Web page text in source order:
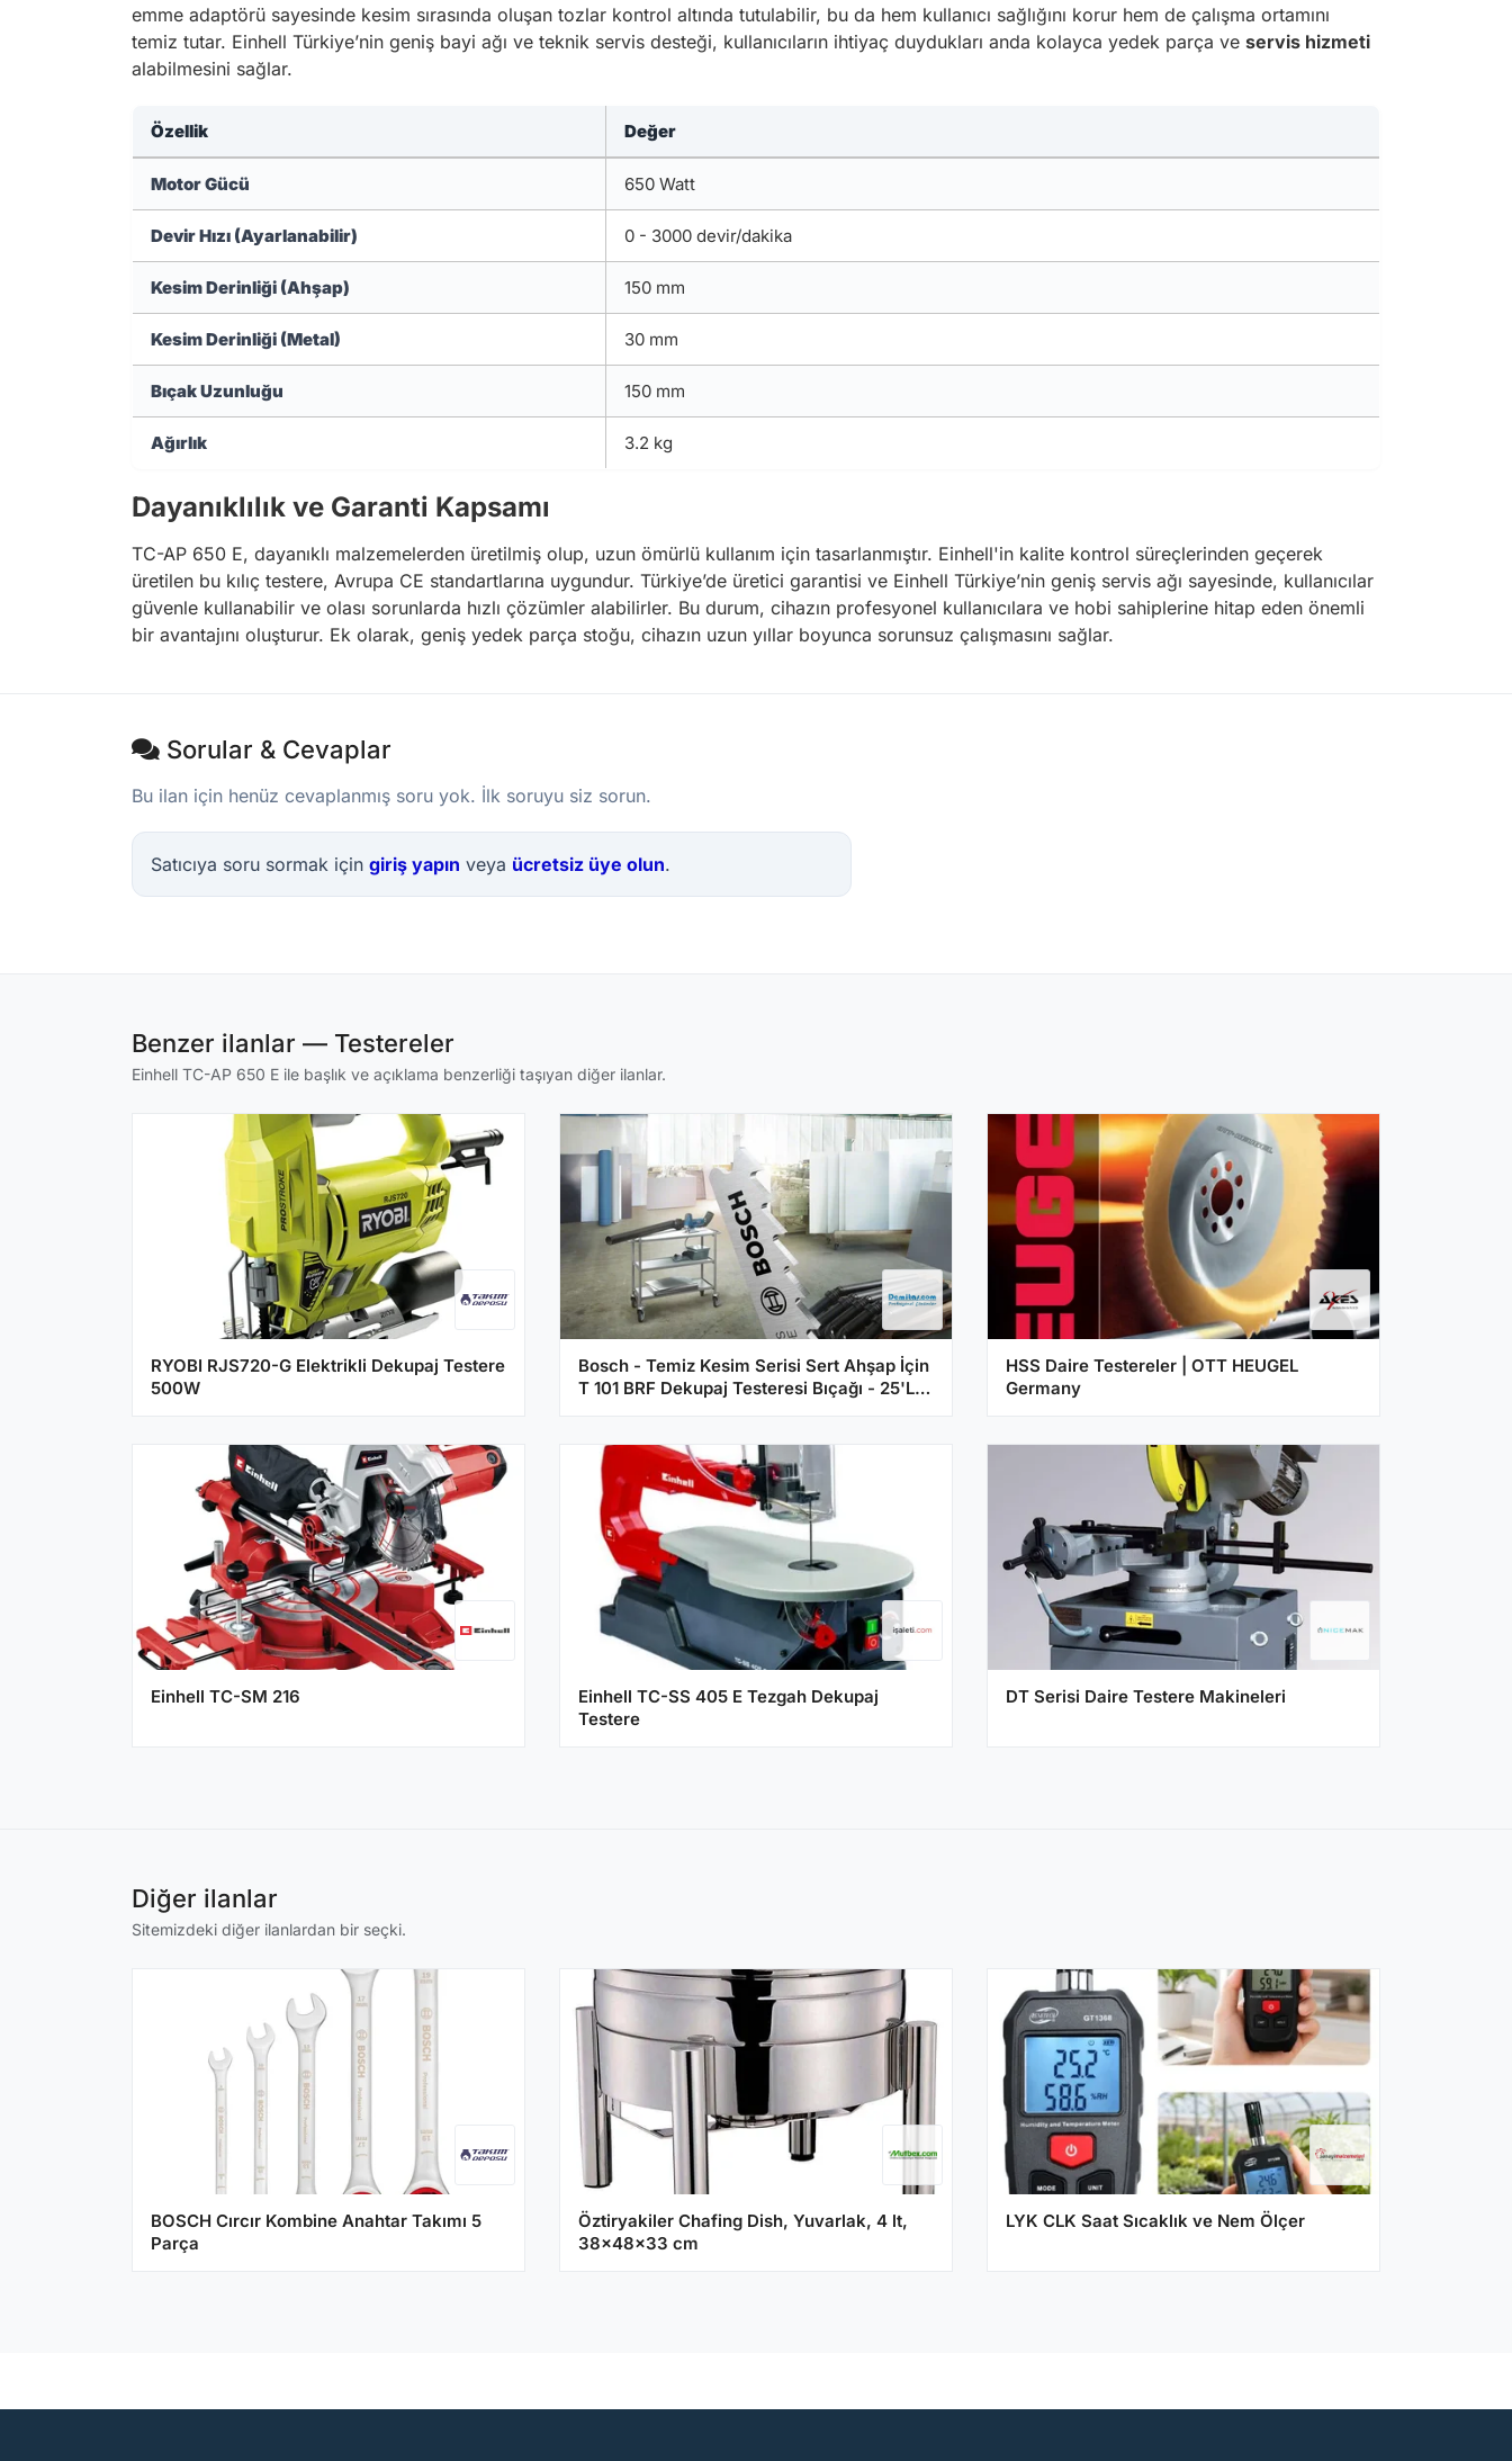
emme adaptörü sayesinde kesim sırasında oluşan tozlar kontrol altında tutulabilir, bu da hem kullanıcı sağlığını korur hem de çalışma ortamını
temiz tutar. Einhell Türkiye’nin geniş bayi ağı ve teknik servis desteği, kullanıcıların ihtiyaç duydukları anda kolayca yedek parça ve servis hizmeti
alabilmesini sağlar.
Özellik Değer
Motor Gücü 650 Watt
Devir Hızı (Ayarlanabilir) 0 - 3000 devir/dakika
Kesim Derinliği (Ahşap) 150 mm
Kesim Derinliği (Metal) 30 mm
Bıçak Uzunluğu 150 mm
Ağırlık 3.2 kg
Dayanıklılık ve Garanti Kapsamı
TC-AP 650 E, dayanıklı malzemelerden üretilmiş olup, uzun ömürlü kullanım için tasarlanmıştır. Einhell'in kalite kontrol süreçlerinden geçerek
üretilen bu kılıç testere, Avrupa CE standartlarına uygundur. Türkiye’de üretici garantisi ve Einhell Türkiye’nin geniş servis ağı sayesinde, kullanıcılar
güvenle kullanabilir ve olası sorunlarda hızlı çözümler alabilirler. Bu durum, cihazın profesyonel kullanıcılara ve hobi sahiplerine hitap eden önemli
bir avantajını oluşturur. Ek olarak, geniş yedek parça stoğu, cihazın uzun yıllar boyunca sorunsuz çalışmasını sağlar.
Sorular & Cevaplar
Bu ilan için henüz cevaplanmış soru yok. İlk soruyu siz sorun.
Satıcıya soru sormak için giriş yapın veya ücretsiz üye olun.
Benzer ilanlar — Testereler
Einhell TC-AP 650 E ile başlık ve açıklama benzerliği taşıyan diğer ilanlar.
RYOBI RJS720-G Elektrikli Dekupaj Testere
500W
Bosch - Temiz Kesim Serisi Sert Ahşap İçin
T 101 BRF Dekupaj Testeresi Bıçağı - 25'Li
HSS Daire Testereler | OTT HEUGEL
Germany
Einhell TC-SM 216
Einhell TC-SS 405 E Tezgah Dekupaj
Testere
DT Serisi Daire Testere Makineleri
Diğer ilanlar
Sitemizdeki diğer ilanlardan bir seçki.
BOSCH Cırcır Kombine Anahtar Takımı 5
Parça
Öztiryakiler Chafing Dish, Yuvarlak, 4 lt,
38x48x33 cm
LYK CLK Saat Sıcaklık ve Nem Ölçer